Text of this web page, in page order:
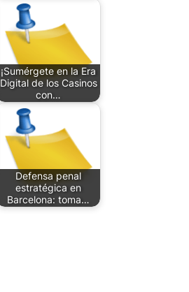
¡Sumérgete en la Era
Digital de los Casinos
con…
Defensa penal
estratégica en
Barcelona: toma…